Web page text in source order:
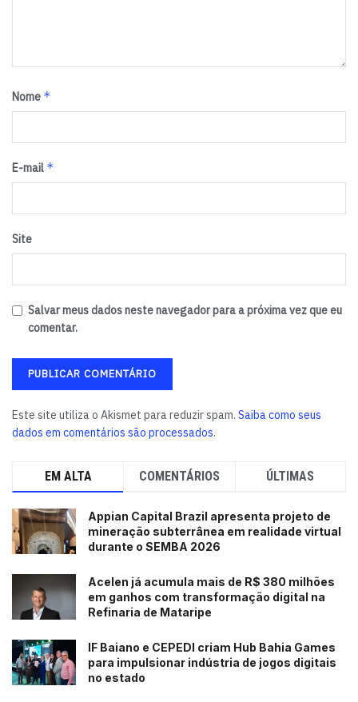
Nome *
E-mail *
Site
Salvar meus dados neste navegador para a próxima vez que eu
comentar.
Este site utiliza o Akismet para reduzir spam. Saiba como seus
dados em comentários são processados.
EM ALTA COMENTÁRIOS ÚLTIMAS
Appian Capital Brazil apresenta projeto de
mineração subterrânea em realidade virtual
durante o SEMBA 2026
Acelen já acumula mais de R$ 380 milhões
em ganhos com transformação digital na
Refinaria de Mataripe
IF Baiano e CEPEDI criam Hub Bahia Games
para impulsionar indústria de jogos digitais
no estado